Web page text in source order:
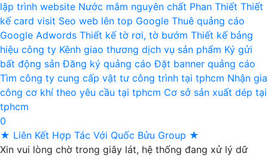
lập trình website Nước mắm nguyên chất Phan Thiết Thiết
kế card visit Seo web lên top Google Thuê quảng cáo
Google Adwords Thiết kế tờ rơi, tờ bướm Thiết kế bảng
hiệu công ty Kênh giao thương dịch vụ sản phẩm Ký gửi
bất động sảnĐăng ký quảng cáoĐặt banner quảng cáo
Tìm công ty cung cấp vật tư công trình tại tphcm Nhận gia
công cơ khí theo yêu cầu tại tphcm Cơ sở sản xuất dép tại
tphcm
0
★ Liên Kết Hợp Tác Với Quốc Bửu Group ★
Xin vui lòng chờ trong giây lát, hệ thống đang xử lý dữ